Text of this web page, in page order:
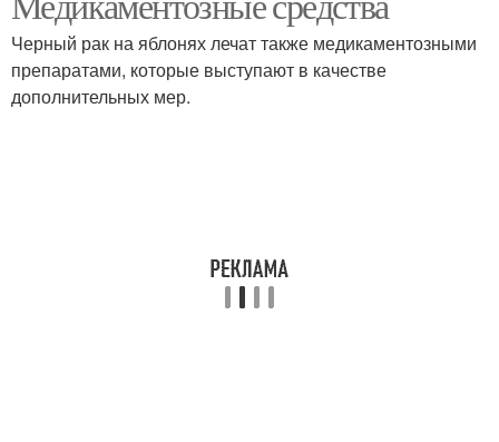
Черный рак на яблонях лечат также медикаментозными
препаратами, которые выступают в качестве
дополнительных мер.